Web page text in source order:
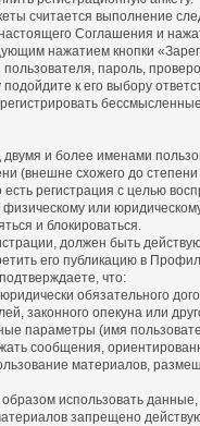
считается выполнение
Соглашения и
нажатием кнопки
пароль,
к его выбору
и более именами
(внешне схожего до
регистрация с целью
или
и блокироваться.
должен быть
его публикацию в
что:
обязательного
опекуна или
параметры (имя
сообщения,
материалов,
использовать
запрещено